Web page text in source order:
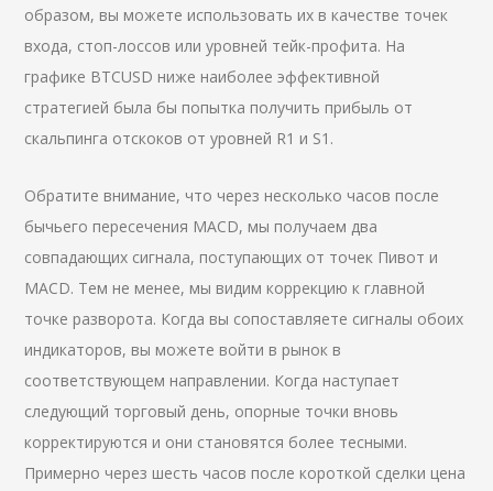
образом, вы можете использовать их в качестве точек
входа, стоп-лоссов или уровней тейк-профита. На
графике BTCUSD ниже наиболее эффективной
стратегией была бы попытка получить прибыль от
скальпинга отскоков от уровней R1 и S1.
Обратите внимание, что через несколько часов после
бычьего пересечения MACD, мы получаем два
совпадающих сигнала, поступающих от точек Пивот и
MACD. Тем не менее, мы видим коррекцию к главной
точке разворота. Когда вы сопоставляете сигналы обоих
индикаторов, вы можете войти в рынок в
соответствующем направлении. Когда наступает
следующий торговый день, опорные точки вновь
корректируются и они становятся более тесными.
Примерно через шесть часов после короткой сделки цена